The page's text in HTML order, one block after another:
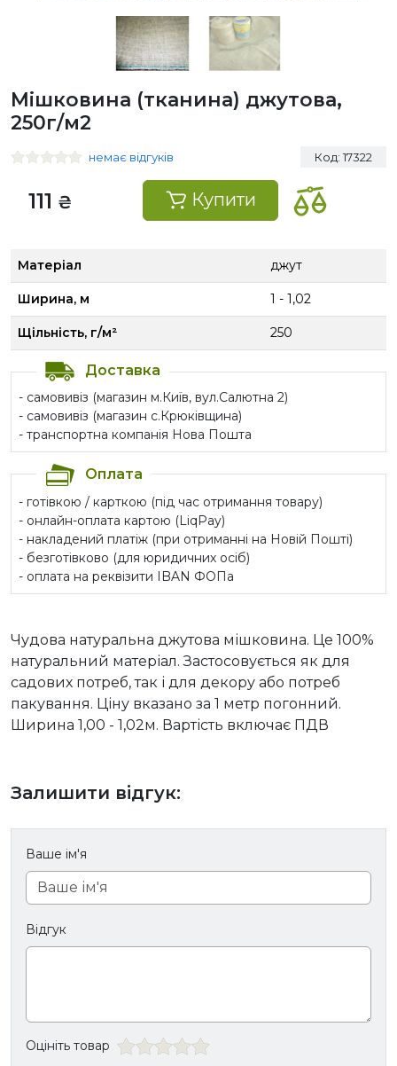
Мішковина (тканина) джутова,
250г/м2
немає відгуків Код: 17322
111 ₴ Купити
Матеріал джут
Ширина, м 1 - 1,02
Щільність, г/м² 250
Доставка
- самовивіз (магазин м.Київ, вул.Салютна 2)
- самовивіз (магазин с.Крюківщина)
- транспортна компанія Нова Пошта
Оплата
- готівкою / карткою (під час отримання товару)
- онлайн-оплата картою (LiqPay)
- накладений платіж (при отриманні на Новій Пошті)
- безготівково (для юридичних осіб)
- оплата на реквізити IBAN ФОПа
Чудова натуральна джутова мішковина. Це 100%
натуральний матеріал. Застосовується як для
садових потреб, так і для декору або потреб
пакування. Ціну вказано за 1 метр погонний.
Ширина 1,00 - 1,02м. Вартість включає ПДВ
Залишити відгук:
Ваше ім'я
Відгук
Оцініть товар